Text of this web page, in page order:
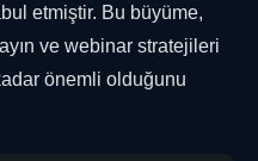
etmiştir. Bu büyüme,
ve webinar stratejileri
önemli olduğunu